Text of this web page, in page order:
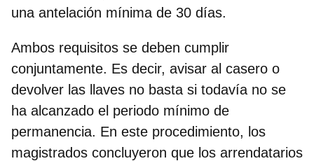
una antelación mínima de 30 días.
Ambos requisitos se deben cumplir
conjuntamente. Es decir, avisar al casero o
devolver las llaves no basta si todavía no se
ha alcanzado el periodo mínimo de
permanencia. En este procedimiento, los
magistrados concluyeron que los arrendatarios